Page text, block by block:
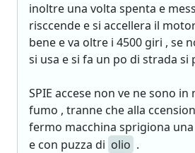
inoltre una volta spenta e
risccende e si accellera il
bene e va oltre i 4500 giri , se
si usa e si fa un po di strada si
SPIE accese non ve ne sono
fumo , tranne che alla
fermo macchina sprigiona
e con puzza di olio .